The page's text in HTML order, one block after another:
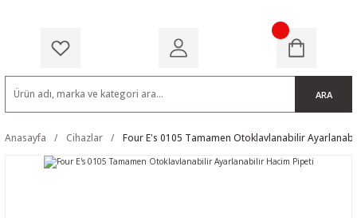
ARA
Anasayfa Cihazlar Four E's 0105 Tamamen Otoklavlanabilir